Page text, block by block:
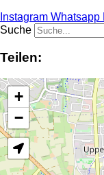
Instagram Whatsapp
Suche
Teilen:
+
−